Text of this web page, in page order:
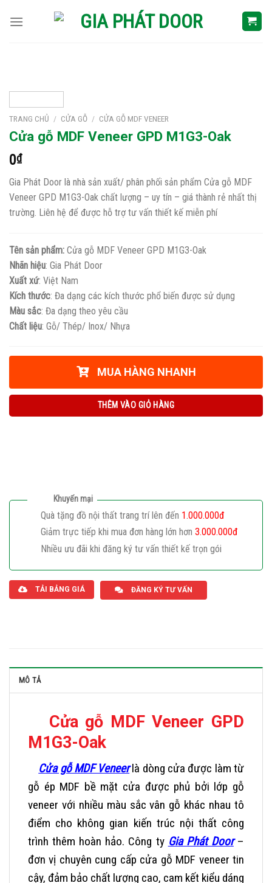
TRANG CHỦ / CỬA GỖ / CỬA GỖ MDF VENEER
Cửa gỗ MDF Veneer GPD M1G3-Oak
0₫
Gia Phát Door là nhà sản xuất/ phân phối sản phẩm Cửa gỗ MDF
Veneer GPD M1G3-Oak chất lượng – uy tín – giá thành rẻ nhất thị
trường. Liên hệ để được hỗ trợ tư vấn thiết kế miễn phí
Tên sản phẩm: Cửa gỗ MDF Veneer GPD M1G3-Oak
Nhãn hiệu: Gia Phát Door
Xuất xứ: Việt Nam
Kích thước: Đa dạng các kích thước phổ biến được sử dụng
Màu sắc: Đa dạng theo yêu cầu
Chất liệu: Gỗ/ Thép/ Inox/ Nhựa
MUA HÀNG NHANH
THÊM VÀO GIỎ HÀNG
Khuyến mại
Quà tặng đồ nội thất trang trí lên đến 1.000.000đ
Giảm trực tiếp khi mua đơn hàng lớn hơn 3.000.000đ
Nhiều ưu đãi khi đăng ký tư vấn thiết kế trọn gói
TẢI BẢNG GIÁ ĐĂNG KÝ TƯ VẤN
MÔ TẢ
Cửa gỗ MDF Veneer GPD
M1G3-Oak
Cửa gỗ MDF Veneerlà dòng cửa được làm từ
gỗ ép MDF bề mặt cửa được phủ bởi lớp gỗ
veneer với nhiều màu sắc vân gỗ khác nhau tô
điểm cho không gian kiến trúc nội thất công
trình thêm hoàn hảo. Công ty Gia Phát Door–
đơn vị chuyên cung cấp cửa gỗ MDF veneer tin
cậy, đảm bảo chất lượng cao, cam kết kiểu dáng